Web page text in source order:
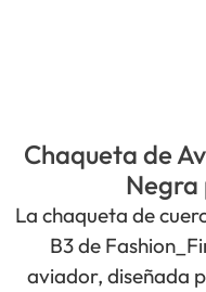
Chaqueta de
Negra
La chaqueta de
B3 de
aviador, diseñada